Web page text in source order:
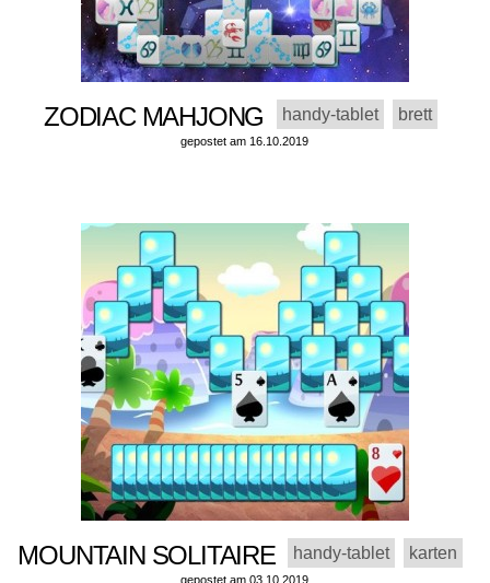
ZODIAC MAHJONG handy-tablet brett
gepostet am 16.10.2019
MOUNTAIN SOLITAIRE handy-tablet karten
gepostet am 03.10.2019